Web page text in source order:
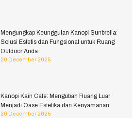
Mengungkap Keunggulan Kanopi Sunbrella:
Solusi Estetis dan Fungsional untuk Ruang
Outdoor Anda
20 December 2025
Kanopi Kain Cafe: Mengubah Ruang Luar
Menjadi Oase Estetika dan Kenyamanan
20 December 2025